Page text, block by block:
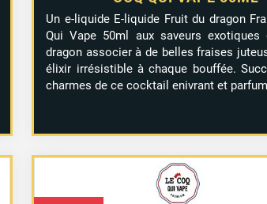
Un e-liquide E-liquide Fruit du dragon
Qui Vape 50ml aux saveurs
dragon associer à de belles fraises
élixir irrésistible à chaque bouffée.
charmes de ce cocktail enivrant et